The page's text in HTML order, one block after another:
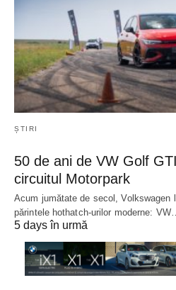
ȘTIRI
50 de ani de VW Golf
circuitul Motorpark
Acum jumătate de secol, Volkswagen
părintele hothatch-urilor moderne: VW…
5 days în urmă